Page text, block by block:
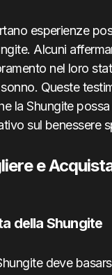
esperienze
Alcuni
nel loro
Queste
la Shungite possa
sul benessere
e
della Shungite
deve